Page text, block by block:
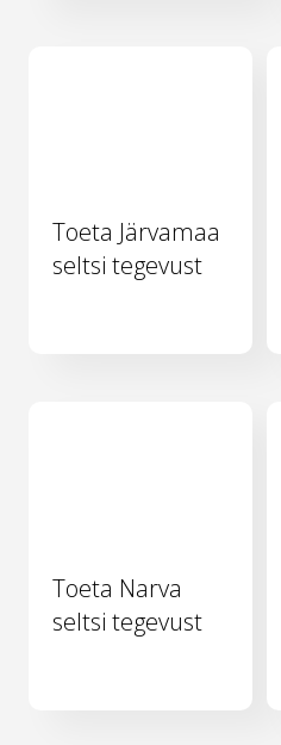
Toeta Järvamaa
seltsi tegevust
Toeta Narva
seltsi tegevust